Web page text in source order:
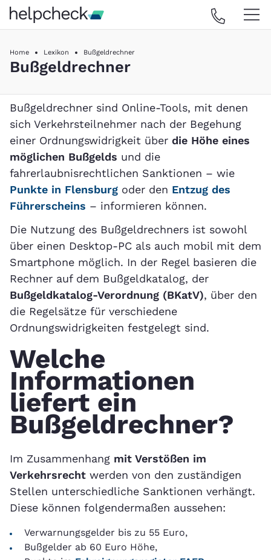
Home Lexikon Bußgeldrechner
Bußgeldrechner
Bußgeldrechner sind Online-Tools, mit denen
sich Verkehrsteilnehmer nach der Begehung
einer Ordnungswidrigkeit über die Höhe eines
möglichen Bußgelds und die
fahrerlaubnisrechtlichen Sanktionen – wie
Punkte in Flensburg oder den Entzug des
Führerscheins – informieren können.
Die Nutzung des Bußgeldrechners ist sowohl
über einen Desktop-PC als auch mobil mit dem
Smartphone möglich. In der Regel basieren die
Rechner auf dem Bußgeldkatalog, der
Bußgeldkatalog-Verordnung (BKatV), über den
die Regelsätze für verschiedene
Ordnungswidrigkeiten festgelegt sind.
Welche
Informationen
liefert ein
Bußgeldrechner?
Im Zusammenhang mit Verstößen im
Verkehrsrecht werden von den zuständigen
Stellen unterschiedliche Sanktionen verhängt.
Diese können folgendermaßen aussehen:
Verwarnungsgelder bis zu 55 Euro,
Bußgelder ab 60 Euro Höhe,